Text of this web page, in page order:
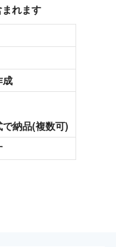
れます
成
納品(複数可)